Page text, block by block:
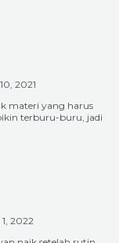
2021
materi yang harus
terburu-buru, jadi
2022